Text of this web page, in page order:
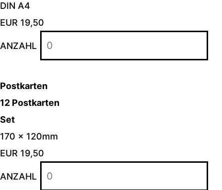
DIN A4
EUR 19,50
ANZAHL
Postkarten
12 Postkarten
Set
170 x 120mm
EUR 19,50
ANZAHL